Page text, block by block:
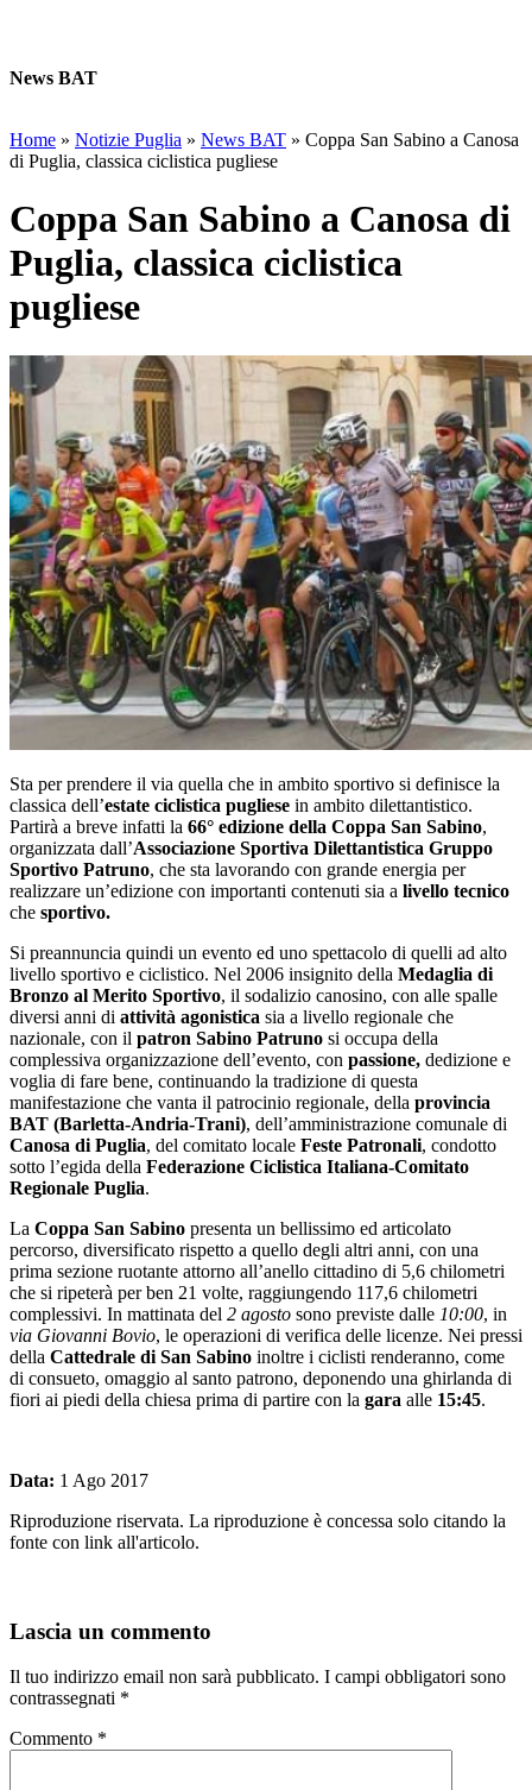
News BAT
Home » Notizie Puglia » News BAT » Coppa San Sabino a Canosa
di Puglia, classica ciclistica pugliese
Coppa San Sabino a Canosa di
Puglia, classica ciclistica
pugliese
Sta per prendere il via quella che in ambito sportivo si definisce la
classica dell’estate ciclistica pugliese in ambito dilettantistico.
Partirà a breve infatti la 66° edizione della Coppa San Sabino,
organizzata dall’Associazione Sportiva Dilettantistica Gruppo
Sportivo Patruno, che sta lavorando con grande energia per
realizzare un’edizione con importanti contenuti sia a livello tecnico
che sportivo.
Si preannuncia quindi un evento ed uno spettacolo di quelli ad alto
livello sportivo e ciclistico. Nel 2006 insignito della Medaglia di
Bronzo al Merito Sportivo, il sodalizio canosino, con alle spalle
diversi anni di attività agonistica sia a livello regionale che
nazionale, con il patron Sabino Patruno si occupa della
complessiva organizzazione dell’evento, con passione, dedizione e
voglia di fare bene, continuando la tradizione di questa
manifestazione che vanta il patrocinio regionale, della provincia
BAT (Barletta-Andria-Trani), dell’amministrazione comunale di
Canosa di Puglia, del comitato locale Feste Patronali, condotto
sotto l’egida della Federazione Ciclistica Italiana-Comitato
Regionale Puglia.
La Coppa San Sabino presenta un bellissimo ed articolato
percorso, diversificato rispetto a quello degli altri anni, con una
prima sezione ruotante attorno all’anello cittadino di 5,6 chilometri
che si ripeterà per ben 21 volte, raggiungendo 117,6 chilometri
complessivi. In mattinata del 2 agosto sono previste dalle 10:00, in
via Giovanni Bovio, le operazioni di verifica delle licenze. Nei pressi
della Cattedrale di San Sabino inoltre i ciclisti renderanno, come
di consueto, omaggio al santo patrono, deponendo una ghirlanda di
fiori ai piedi della chiesa prima di partire con la gara alle 15:45.
Data: 1 Ago 2017
Riproduzione riservata. La riproduzione è concessa solo citando la
fonte con link all'articolo.
Lascia un commento
Il tuo indirizzo email non sarà pubblicato. I campi obbligatori sono
contrassegnati *
Commento *